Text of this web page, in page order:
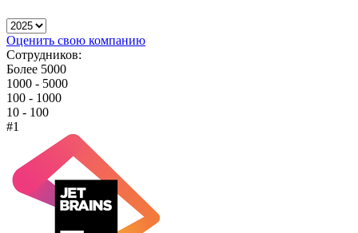
Оценить свою компанию
Сотрудников:
Более 5000
1000 - 5000
100 - 1000
10 - 100
#1